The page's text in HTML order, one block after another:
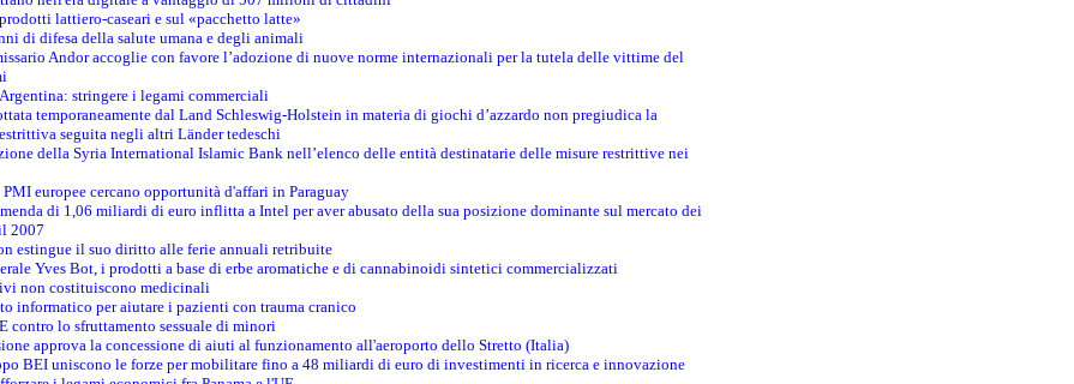
lattiero-caseari e sul «pacchetto latte»
di difesa della salute umana e degli animali
Andor accoglie con favore l’adozione di nuove norme internazionali per la tutela delle vittime del
stringere i legami commerciali
temporaneamente dal Land Schleswig-Holstein in materia di giochi d’azzardo non pregiudica la
seguita negli altri Länder tedeschi
della Syria International Islamic Bank nell’elenco delle entità destinatarie delle misure restrittive nei
europee cercano opportunità d'affari in Paraguay
di 1,06 miliardi di euro inflitta a Intel per aver abusato della sua posizione dominante sul mercato dei
2007
estingue il suo diritto alle ferie annuali retribuite
Yves Bot, i prodotti a base di erbe aromatiche e di cannabinoidi sintetici commercializzati
non costituiscono medicinali
informatico per aiutare i pazienti con trauma cranico
contro lo sfruttamento sessuale di minori
approva la concessione di aiuti al funzionamento all'aeroporto dello Stretto (Italia)
BEI uniscono le forze per mobilitare fino a 48 miliardi di euro di investimenti in ricerca e innovazione